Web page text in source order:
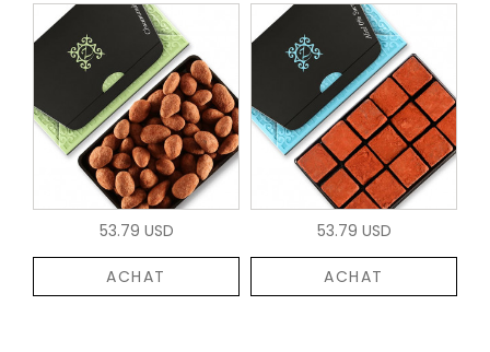
53.79 USD
ACHAT
53.79 USD
ACHAT